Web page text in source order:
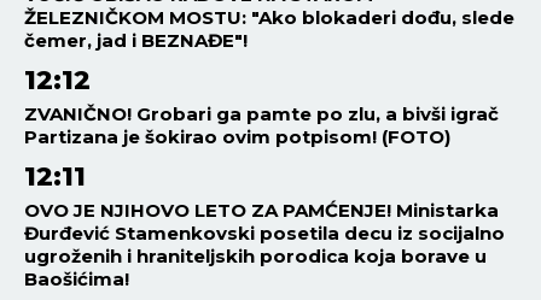
ŽELEZNIČKOM MOSTU: "Ako blokaderi dođu, slede
čemer, jad i BEZNAĐE"!
12:12
ZVANIČNO! Grobari ga pamte po zlu, a bivši igrač
Partizana je šokirao ovim potpisom! (FOTO)
12:11
OVO JE NJIHOVO LETO ZA PAMĆENJE! Ministarka
Đurđević Stamenkovski posetila decu iz socijalno
ugroženih i hraniteljskih porodica koja borave u
Baošićima!